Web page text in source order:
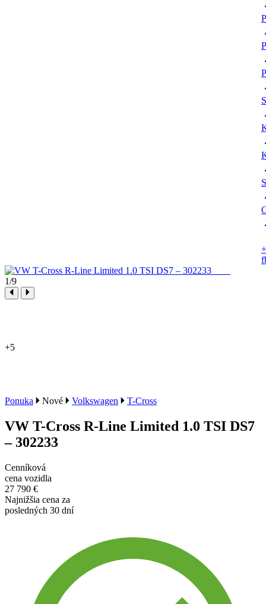
1/9
+5
Ponuka Nové Volkswagen T-Cross
VW T-Cross R-Line Limited 1.0 TSI DS7
– 302233
Cenníková
cena vozidla
27 790 €
Najnižšia cena za
posledných 30 dní